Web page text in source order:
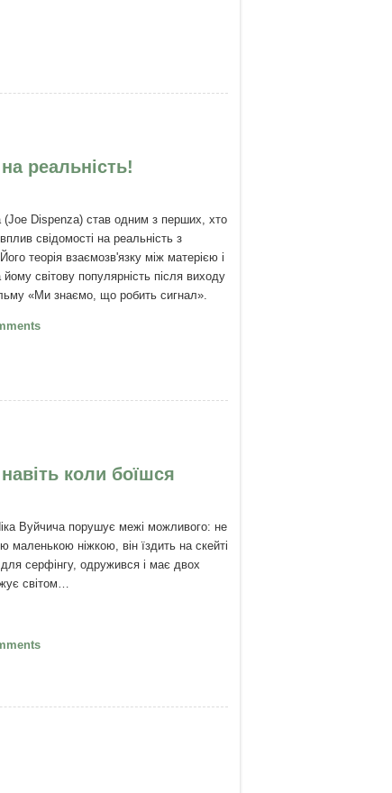
реальність!
(Joe Dispenza) став одним з перших, хто
свідомості на реальність з
теорія взаємозв'язку між матерією і
світову популярність після виходу
«Ми знаємо, що робить сигнал».
Діспенза: наша свідомість впливає
коли боїшся
Вуйчича порушує межі можливого: не
маленькою ніжкою, він їздить на скейті
серфінгу, одружився і має двох
світом…
Вуйчич: Хоробрість — робити щось,